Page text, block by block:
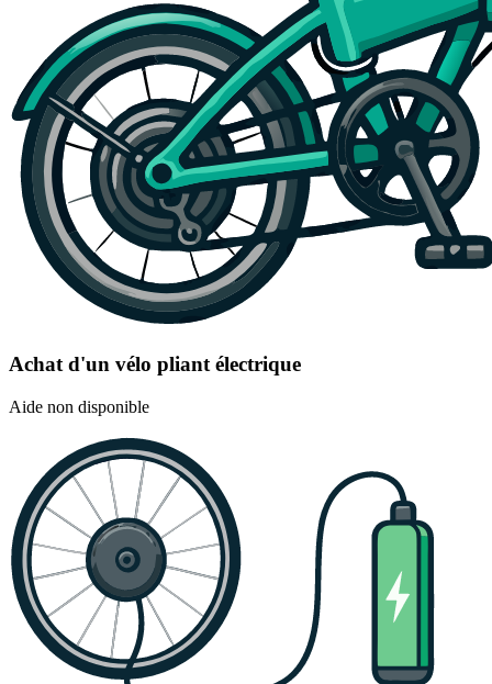
Achat d'un vélo pliant électrique
Aide non disponible